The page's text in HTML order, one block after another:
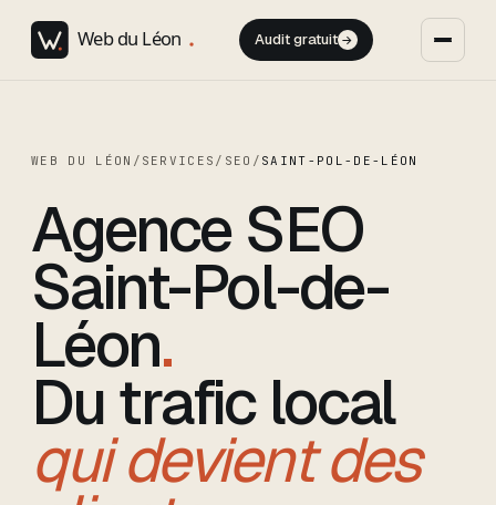
Audit gratuit →
WEB DU LÉON / SERVICES / SEO / SAINT-POL-DE-LÉON
Agence SEO
Saint-Pol-de-
Léon.
Du trafic local
qui devient des